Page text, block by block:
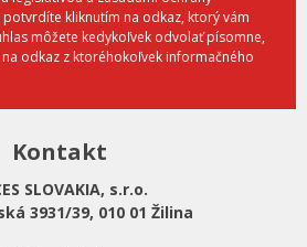
kliknutím na odkaz, ktorý vám
môžete kedykoľvek odvolať písomne,
odkaz z ktoréhokoľvek informačného
Kontakt
SLOVAKIA, s.r.o.
3931/39, 010 01 Žilina